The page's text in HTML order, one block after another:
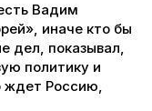
Вадим
иначе кто бы
дел, показывал,
политику и
ждет Россию,